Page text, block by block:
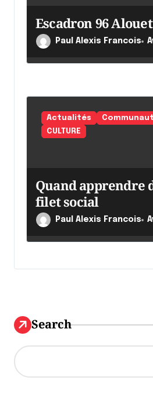
Escadron 96
Paul Alexis Francois
Actualités
CULTURE
Quand apprendre
filet social
Paul Alexis Francois
Search